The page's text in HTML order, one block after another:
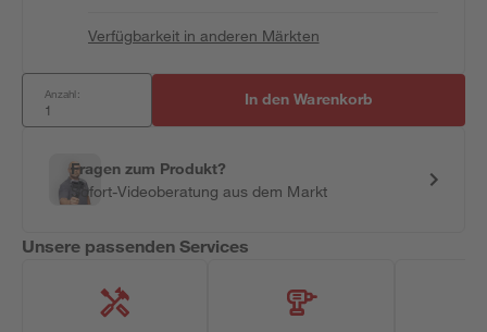
Verfügbarkeit in anderen Märkten
Anzahl: In den Warenkorb
Fragen zum Produkt?
Sofort-Videoberatung aus dem Markt
Unsere passenden Services